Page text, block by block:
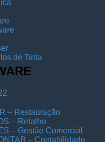
de Tinta
– Restauração
– Retalho
– Gestão Comercial
– Contabilidade